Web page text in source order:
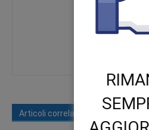
https://
Articoli correlati